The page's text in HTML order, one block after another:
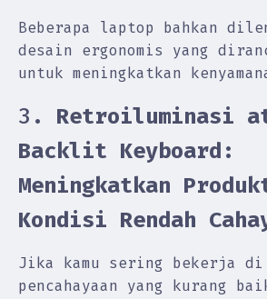
Beberapa laptop bahkan
desain ergonomis yang
untuk meningkatkan
3. Retroiluminasi
Backlit Keyboard:
Meningkatkan
Kondisi Rendah
Jika kamu sering bekerja
pencahayaan yang kurang